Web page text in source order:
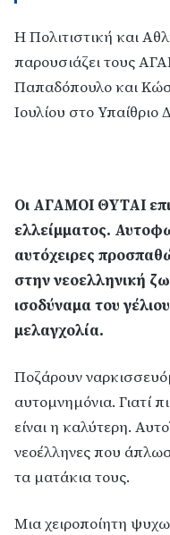
Η Πολιτιστική και
παρουσιάζει τους
Παπαδόπουλο και
Ιουλίου στο Υπαίθριο
Οι ΑΓΑΜΟΙ ΘΥΤΑΙ
ελλείμματος.
αυτόχειρες
στην νεοελληνική
ισοδύναμα του
μελαγχολία.
Ποζάρουν
αυτομνημόνια. Γιατί
είναι η καλύτερη.
νεοέλληνες που
τα ματάκια τους.
Μια χειροποίητη